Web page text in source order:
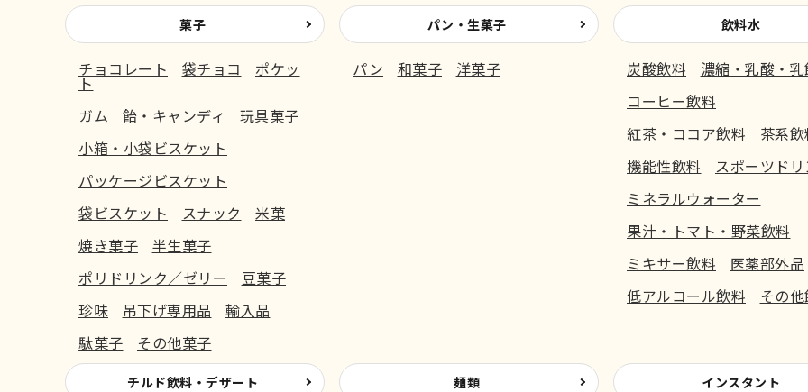
菓子
チョコレート 袋チョコ ポケッ
ト
ガム
飴・キャンディ
玩具菓子
小箱・小袋ビスケット
パッケージビスケット
袋ビスケット
スナック
米菓
焼き菓子
半生菓子
ポリドリンク／ゼリー
豆菓子
珍味
吊下げ専用品
輸入品
駄菓子
その他菓子
パン・生菓子
パン 和菓子 洋菓子
飲料水
炭酸飲料
濃縮・乳酸・
コーヒー飲料
紅茶・ココア飲料
茶系飲
機能性飲料
スポーツドリ
ミネラルウォーター
果汁・トマト・野菜飲料
ミキサー飲料
医薬部外品
低アルコール飲料
その
チルド飲料・デザート 麺類 インスタント